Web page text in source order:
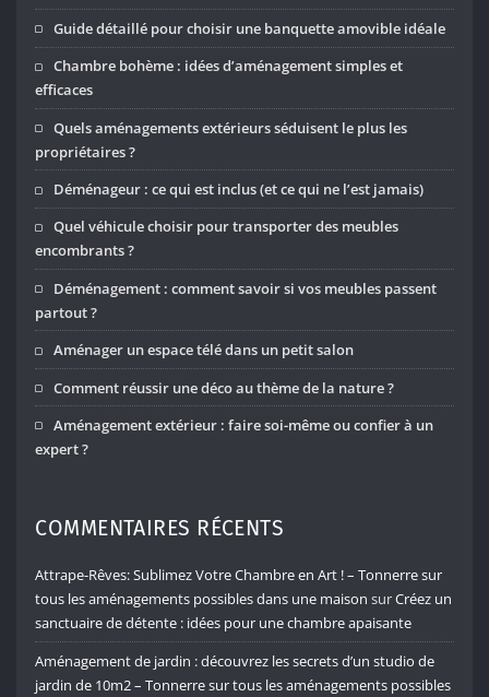
Guide détaillé pour choisir une banquette amovible idéale
Chambre bohème : idées d’aménagement simples et
efficaces
Quels aménagements extérieurs séduisent le plus les
propriétaires ?
Déménageur : ce qui est inclus (et ce qui ne l’est jamais)
Quel véhicule choisir pour transporter des meubles
encombrants ?
Déménagement : comment savoir si vos meubles passent
partout ?
Aménager un espace télé dans un petit salon
Comment réussir une déco au thème de la nature ?
Aménagement extérieur : faire soi-même ou confier à un
expert ?
COMMENTAIRES RÉCENTS
Attrape-Rêves: Sublimez Votre Chambre en Art ! – Tonnerre sur
tous les aménagements possibles dans une maison surCréez un
sanctuaire de détente : idées pour une chambre apaisante
Aménagement de jardin : découvrez les secrets d’un studio de
jardin de 10m2 – Tonnerre sur tous les aménagements possibles